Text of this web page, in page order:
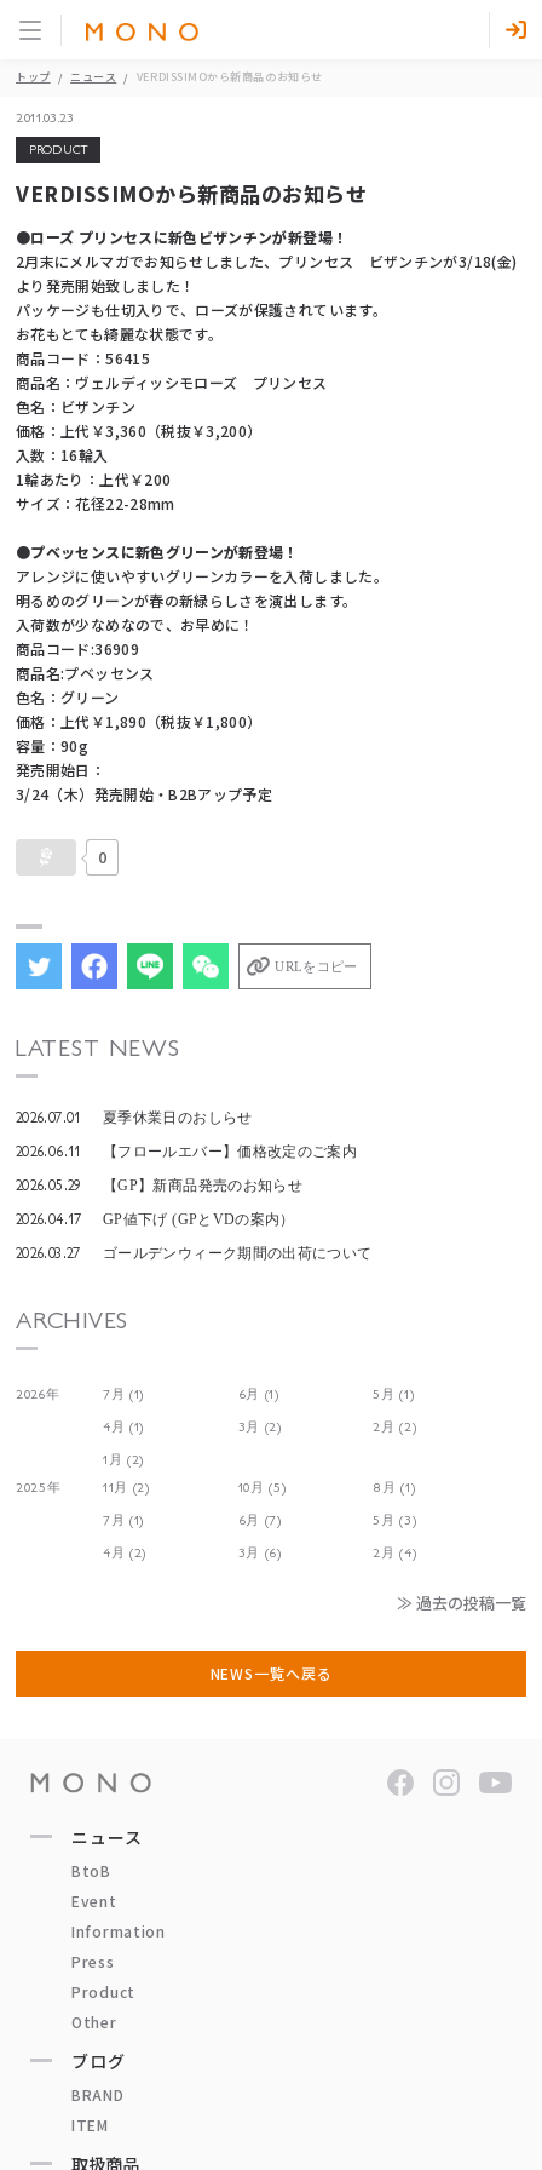
トップ ニュース VERDISSIMOから新商品のお知らせ
2011.03.23
PRODUCT
VERDISSIMOから新商品のお知らせ
●ローズ プリンセスに新色ビザンチンが新登場！
2月末にメルマガでお知らせしました、プリンセス ビザンチンが3/18(金)
より発売開始致しました！
パッケージも仕切入りで、ローズが保護されています。
お花もとても綺麗な状態です。
商品コード：56415
商品名：ヴェルディッシモローズ プリンセス
色名：ビザンチン
価格：上代￥3,360（税抜￥3,200）
入数：16輪入
1輪あたり：上代￥200
サイズ：花径22-28mm
●プベッセンスに新色グリーンが新登場！
アレンジに使いやすいグリーンカラーを入荷しました。
明るめのグリーンが春の新緑らしさを演出します。
入荷数が少なめなので、お早めに！
商品コード:36909
商品名:プベッセンス
色名：グリーン
価格：上代￥1,890（税抜￥1,800）
容量：90g
発売開始日：
3/24（木）発売開始・B2Bアップ予定
0
URLをコピー
LATEST NEWS
2026.07.01 夏季休業日のおしらせ
2026.06.11 【フロールエバー】価格改定のご案内
2026.05.29 【GP】新商品発売のお知らせ
2026.04.17 GP値下げ (GPとVDの案内）
2026.03.27 ゴールデンウィーク期間の出荷について
ARCHIVES
2026年 7月 (1) 6月 (1)
5月 (1)
4月 (1)
3月 (2)
2月 (2)
1月 (2)
2025年
11月 (2) 10月 (5)
8月 (1)
7月 (1)
6月 (7)
5月 (3)
4月 (2)
3月 (6) 2月 (4)
≫ 過去の投稿一覧
NEWS一覧へ戻る
ニュース
BtoB
Event
Information
Press
Product
Other
ブログ
BRAND
ITEM
取扱商品